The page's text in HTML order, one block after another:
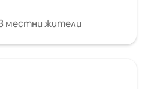
местни жители